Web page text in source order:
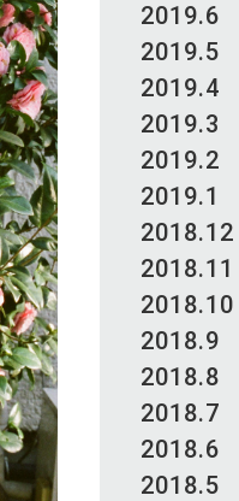
2019.6
2019.5
2019.4
2019.3
2019.2
2019.1
2018.12
2018.11
2018.10
2018.9
2018.8
2018.7
2018.6
2018.5